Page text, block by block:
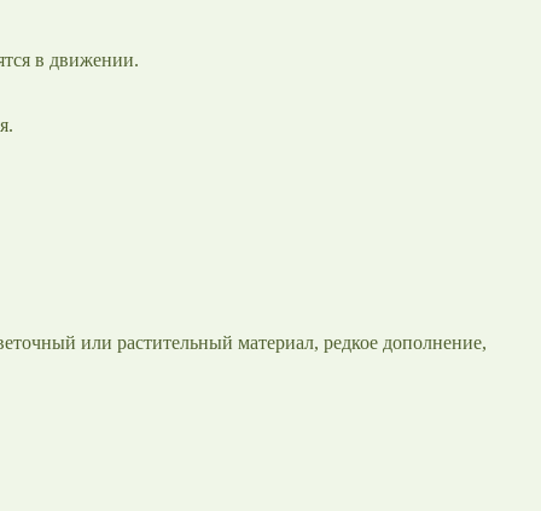
в движении.
или растительный материал, редкое дополнение,